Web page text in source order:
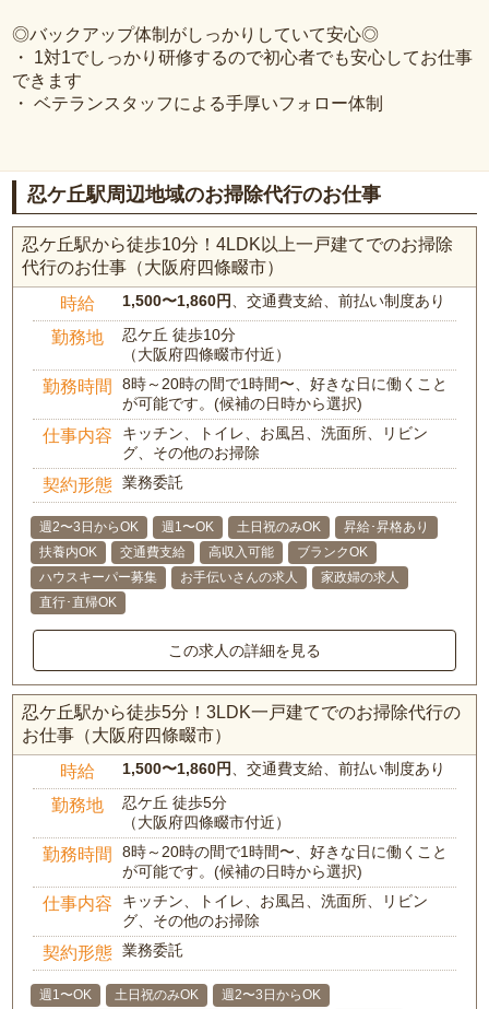
◎バックアップ体制がしっかりしていて安心◎
・ 1対1でしっかり研修するので初心者でも安心してお仕事
できます
・ ベテランスタッフによる手厚いフォロー体制
忍ケ丘駅周辺地域のお掃除代行のお仕事
忍ケ丘駅から徒歩10分！4LDK以上一戸建てでのお掃除
代行のお仕事（大阪府四條畷市）
時給 1,500〜1,860円、交通費支給、前払い制度あり
勤務地
忍ケ丘 徒歩10分
（大阪府四條畷市付近）
勤務時間
8時～20時の間で1時間〜、好きな日に働くこと
が可能です。(候補の日時から選択)
仕事内容
キッチン、トイレ、お風呂、洗面所、リビン
グ、その他のお掃除
契約形態 業務委託
週2〜3日からOK 週1〜OK 土日祝のみOK
昇給･昇格あり
扶養内OK
交通費支給 高収入可能
ブランクOK
ハウスキーパー募集
お手伝いさんの求人
家政婦の求人
直行･直帰OK
この求人の詳細を見る
忍ケ丘駅から徒歩5分！3LDK一戸建てでのお掃除代行の
お仕事（大阪府四條畷市）
時給 1,500〜1,860円、交通費支給、前払い制度あり
勤務地
忍ケ丘 徒歩5分
（大阪府四條畷市付近）
勤務時間
8時～20時の間で1時間〜、好きな日に働くこと
が可能です。(候補の日時から選択)
仕事内容
キッチン、トイレ、お風呂、洗面所、リビン
グ、その他のお掃除
契約形態 業務委託
週1〜OK 土日祝のみOK
週2〜3日からOK